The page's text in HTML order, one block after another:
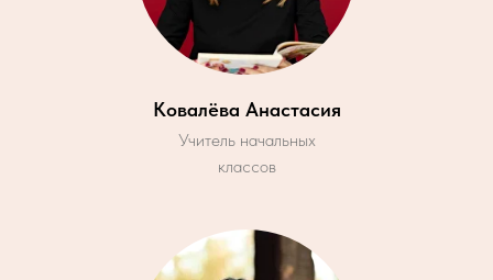
Ковалёва Анастасия
Учитель начальных
классов